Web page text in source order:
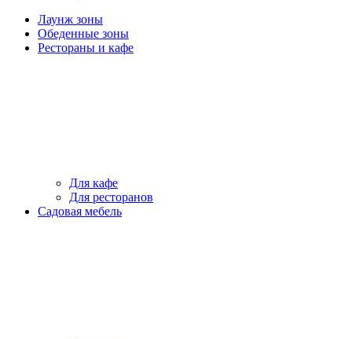
Лаунж зоны
Обеденные зоны
Рестораны и кафе
Для кафе
Для ресторанов
Садовая мебель